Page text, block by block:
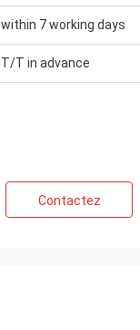
within 7 working days
T/T in advance
Contactez